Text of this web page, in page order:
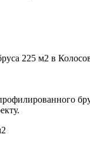
225 м2 в